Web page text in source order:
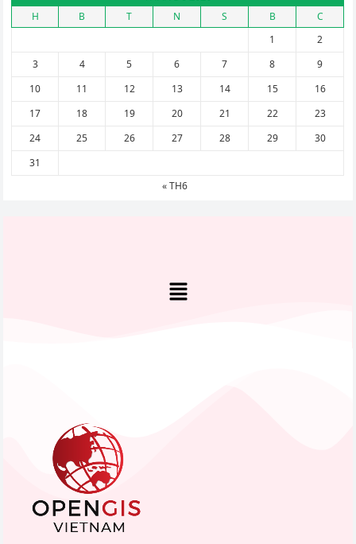
H B T N S B
C
1
2
3
4 5 6 7 8
9
10
11 12 13 14 15
16
17
18 19 20 21 22
23
24
25 26 27 28 29
30
31
« TH6